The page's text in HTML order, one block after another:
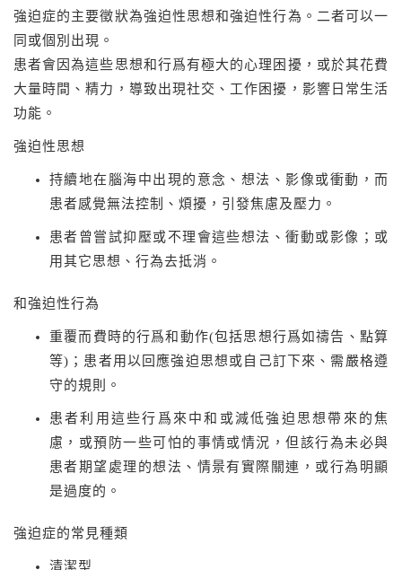
強迫症的主要徵狀為強迫性思想和強迫性行為。二者可以一
同或個別出現。
患者會因為這些思想和行爲有極大的心理困擾，或於其花費
大量時間、精力，導致出現社交、工作困擾，影響日常生活
功能。
強迫性思想
持續地在腦海中出現的意念、想法、影像或衝動，而
患者感覺無法控制、煩擾，引發焦慮及壓力。
患者曾嘗試抑壓或不理會這些想法、衝動或影像；或
用其它思想、行為去抵消。
和強迫性行為
重覆而費時的行爲和動作(包括思想行爲如禱告、點算
等)；患者用以回應強迫思想或自己訂下來、需嚴格遵
守的規則。
患者利用這些行爲來中和或減低強迫思想帶來的焦
慮，或預防一些可怕的事情或情況，但該行為未必與
患者期望處理的想法、情景有實際關連，或行為明顯
是過度的。
強迫症的常見種類
清潔型